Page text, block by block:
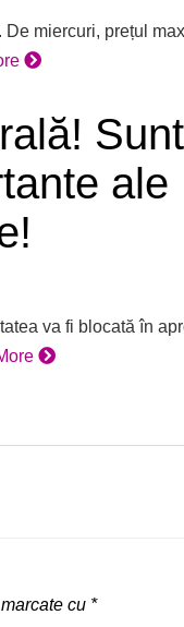
miercuri, prețul
Sunt
ale
va fi blocată în
cu *